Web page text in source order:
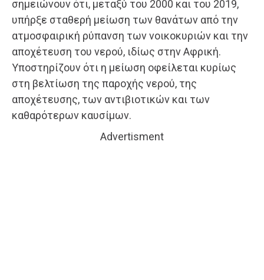
σημειώνουν ότι, μεταξύ του 2000 και του 2019,
υπήρξε σταθερή μείωση των θανάτων από την
ατμοσφαιρική ρύπανση των νοικοκυριών και την
αποχέτευση του νερού, ιδίως στην Αφρική.
Υποστηρίζουν ότι η μείωση οφείλεται κυρίως
στη βελτίωση της παροχής νερού, της
αποχέτευσης, των αντιβιοτικών και των
καθαρότερων καυσίμων.
Advertisment